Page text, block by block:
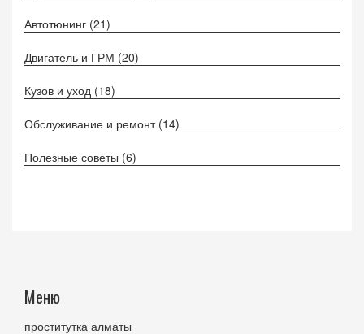
Автотюнинг (21)
Двигатель и ГРМ (20)
Кузов и уход (18)
Обслуживание и ремонт (14)
Полезные советы (6)
Меню
проститутка алматы